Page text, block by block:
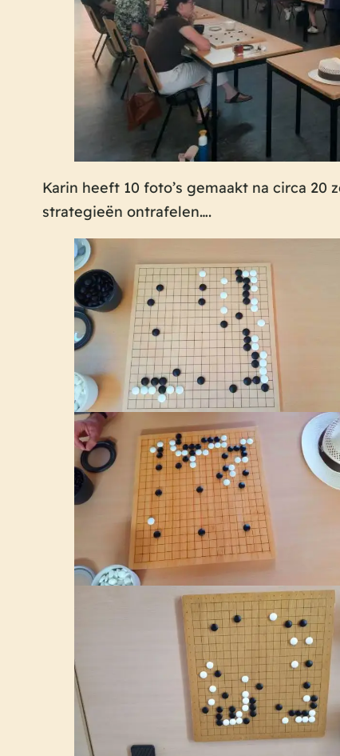
Karin heeft 10 foto’s gemaakt na circa
strategieën ontrafelen….